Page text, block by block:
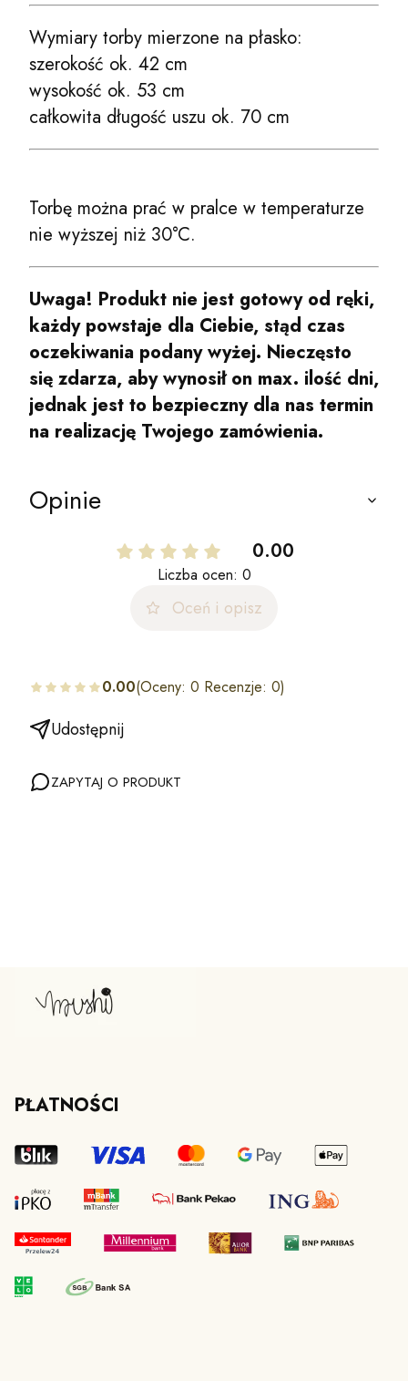
Wymiary torby mierzone na płasko:
szerokość ok. 42 cm
wysokość ok. 53 cm
całkowita długość uszu ok. 70 cm
Torbę można prać w pralce w temperaturze
nie wyższej niż 30°C.
Uwaga! Produkt nie jest gotowy od ręki,
każdy powstaje dla Ciebie, stąd czas
oczekiwania podany wyżej. Nieczęsto
się zdarza, aby wynosił on max. ilość dni,
jednak jest to bezpieczny dla nas termin
na realizację Twojego zamówienia.
Opinie
0.00
Liczba ocen: 0
Oceń i opisz
0.00(Oceny: 0 Recenzje: 0)
Udostępnij
ZAPYTAJ O PRODUKT
PŁATNOŚCI